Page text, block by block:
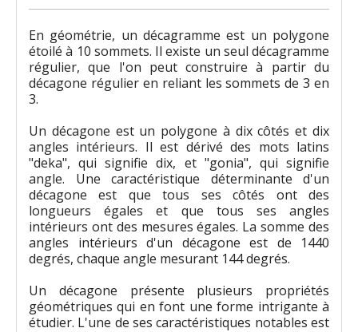
En géométrie, un décagramme est un polygone
étoilé à 10 sommets. Il existe un seul décagramme
régulier, que l'on peut construire à partir du
décagone régulier en reliant les sommets de 3 en
3.
Un décagone est un polygone à dix côtés et dix
angles intérieurs. Il est dérivé des mots latins
"deka", qui signifie dix, et "gonia", qui signifie
angle. Une caractéristique déterminante d'un
décagone est que tous ses côtés ont des
longueurs égales et que tous ses angles
intérieurs ont des mesures égales. La somme des
angles intérieurs d'un décagone est de 1440
degrés, chaque angle mesurant 144 degrés.
Un décagone présente plusieurs propriétés
géométriques qui en font une forme intrigante à
étudier. L'une de ses caractéristiques notables est